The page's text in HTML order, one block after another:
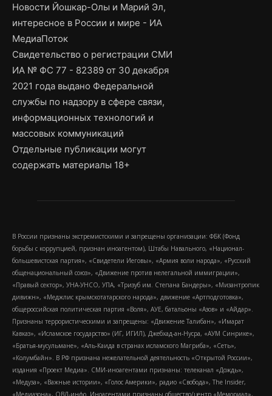
Новости Йошкар-Олы и Марий Эл,
интересное в России и мире - ИА
МедиаПоток
Свидетельство о регистрации СМИ
ИА № ФС 77 - 82389 от 30 декабря
2021 года выдано Федеральной
службы по надзору в сфере связи,
информационных технологий и
массовых коммуникаций
Отдельные публикации могут
содержать материалы 18+
В России признаны экстремистскими и запрещены организации: ФБК (Фонд
борьбы с коррупцией, признан иноагентом), Штабы Навального, «Национал-
большевистская партия», «Свидетели Иеговы», «Армия воли народа», «Русский
общенациональный союз», «Движение против нелегальной иммиграции»,
«Правый сектор», УНА-УНСО, УПА, «Тризуб им. Степана Бандеры», «Мизантропик
дивижн», «Меджлис крымскотатарского народа», движение «Артподготовка»,
общероссийская политическая партия «Воля», АУЕ, батальоны «Азов» и «Айдар».
Признаны террористическими и запрещены: «Движение Талибан», «Имарат
Кавказ», «Исламское государство» (ИГ, ИГИЛ), Джебхад-ан-Нусра, «АУМ Синрике»,
«Братья-мусульмане», «Аль-Каида в странах исламского Магриба», «Сеть»,
«Колумбайн». В РФ признана нежелательной деятельность «Открытой России»,
издания «Проект Медиа». СМИ-иноагентами признаны: телеканал «Дождь»,
«Медуза», «Важные истории», «Голос Америки», радио «Свобода», The Insider,
«Медиазона», ОВД-инфо. Иноагентами признаны общество/центр «Мемориал»,